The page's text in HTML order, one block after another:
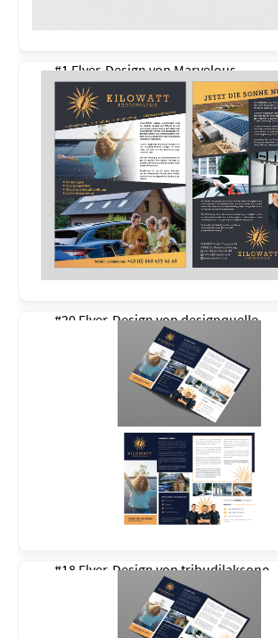
#1 Flyer-Design vonMarvelous
#20 Flyer-Design vondesignquelle
#18 Flyer-Design vontribudilaksono